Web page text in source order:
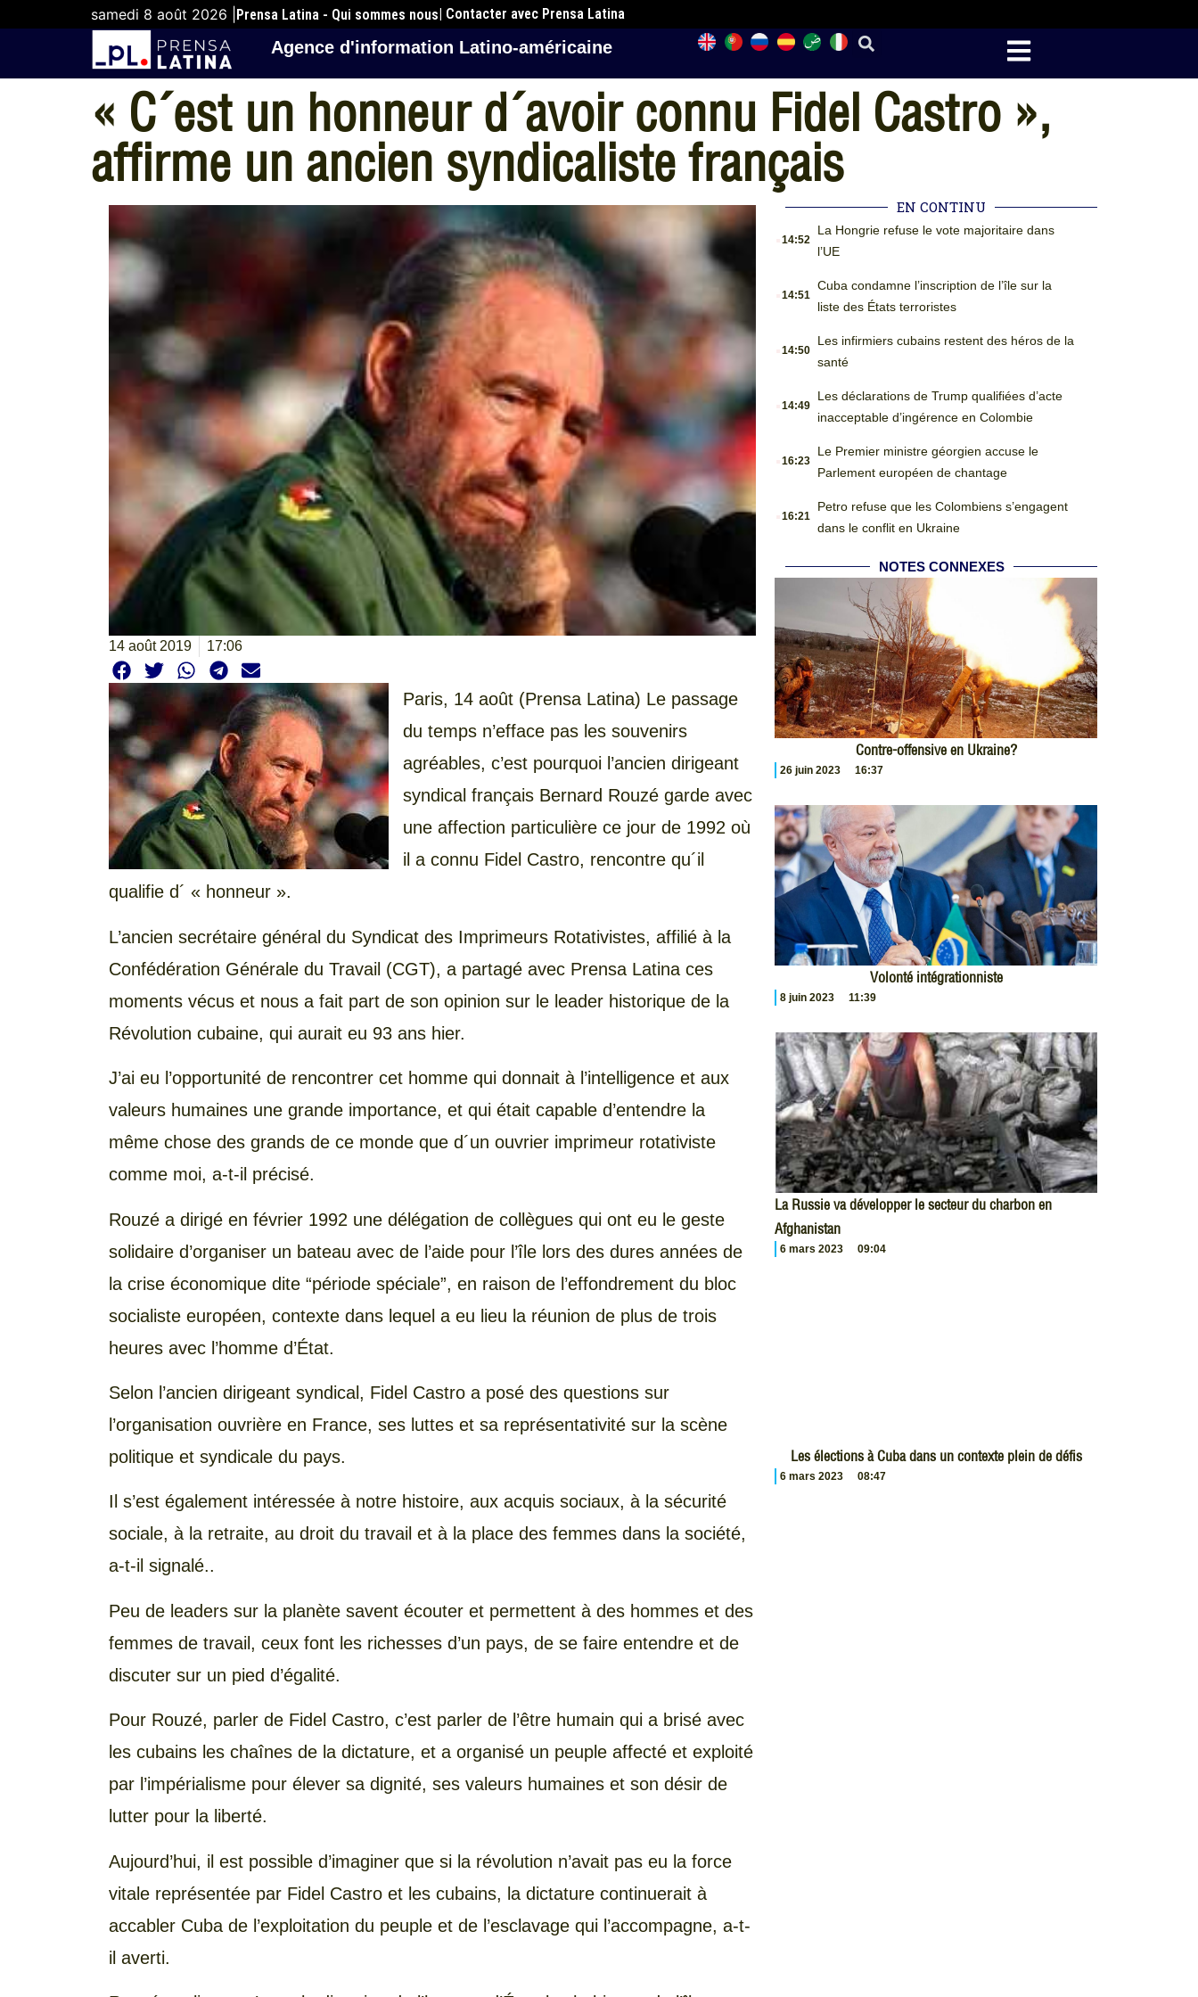
samedi 8 août 2026 | Prensa Latina - Qui sommes nous| Contacter avec Prensa Latina
Agence d'information Latino-américaine
« C´est un honneur d´avoir connu Fidel Castro »,
affirme un ancien syndicaliste français
14 août 2019 17:06
Paris, 14 août (Prensa Latina) Le passage
du temps n’efface pas les souvenirs
agréables, c’est pourquoi l’ancien dirigeant
syndical français Bernard Rouzé garde avec
une affection particulière ce jour de 1992 où
il a connu Fidel Castro, rencontre qu´il
qualifie d´ « honneur ».
L’ancien secrétaire général du Syndicat des Imprimeurs Rotativistes, affilié à la
Confédération Générale du Travail (CGT), a partagé avec Prensa Latina ces
moments vécus et nous a fait part de son opinion sur le leader historique de la
Révolution cubaine, qui aurait eu 93 ans hier.
J’ai eu l’opportunité de rencontrer cet homme qui donnait à l’intelligence et aux
valeurs humaines une grande importance, et qui était capable d’entendre la
même chose des grands de ce monde que d´un ouvrier imprimeur rotativiste
comme moi, a-t-il précisé.
Rouzé a dirigé en février 1992 une délégation de collègues qui ont eu le geste
solidaire d’organiser un bateau avec de l’aide pour l’île lors des dures années de
la crise économique dite “période spéciale”, en raison de l’effondrement du bloc
socialiste européen, contexte dans lequel a eu lieu la réunion de plus de trois
heures avec l’homme d’État.
Selon l’ancien dirigeant syndical, Fidel Castro a posé des questions sur
l’organisation ouvrière en France, ses luttes et sa représentativité sur la scène
politique et syndicale du pays.
Il s’est également intéressée à notre histoire, aux acquis sociaux, à la sécurité
sociale, à la retraite, au droit du travail et à la place des femmes dans la société,
a-t-il signalé..
Peu de leaders sur la planète savent écouter et permettent à des hommes et des
femmes de travail, ceux font les richesses d’un pays, de se faire entendre et de
discuter sur un pied d’égalité.
Pour Rouzé, parler de Fidel Castro, c’est parler de l’être humain qui a brisé avec
les cubains les chaînes de la dictature, et a organisé un peuple affecté et exploité
par l’impérialisme pour élever sa dignité, ses valeurs humaines et son désir de
lutter pour la liberté.
Aujourd’hui, il est possible d’imaginer que si la révolution n’avait pas eu la force
vitale représentée par Fidel Castro et les cubains, la dictature continuerait à
accabler Cuba de l’exploitation du peuple et de l’esclavage qui l’accompagne, a-t-
il averti.
EN CONTINU
14:52
La Hongrie refuse le vote majoritaire dans
l’UE
14:51
Cuba condamne l’inscription de l’île sur la
liste des États terroristes
14:50
Les infirmiers cubains restent des héros de la
santé
14:49
Les déclarations de Trump qualifiées d’acte
inacceptable d’ingérence en Colombie
16:23
Le Premier ministre géorgien accuse le
Parlement européen de chantage
16:21
Petro refuse que les Colombiens s’engagent
dans le conflit en Ukraine
NOTES CONNEXES
Contre-offensive en Ukraine?
26 juin 2023 16:37
Volonté intégrationniste
8 juin 2023 11:39
La Russie va développer le secteur du charbon en
Afghanistan
6 mars 2023 09:04
Les élections à Cuba dans un contexte plein de défis
6 mars 2023 08:47